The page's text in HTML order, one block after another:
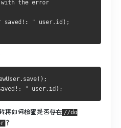
the error
saved!: " user.id);
" user.id);
将如何检查是否存在 //do
？